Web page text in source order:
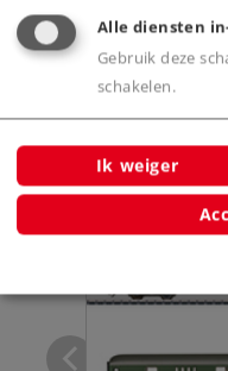
Digitale
Alle diensten
Gebruik deze
schakelen.
Ik weiger